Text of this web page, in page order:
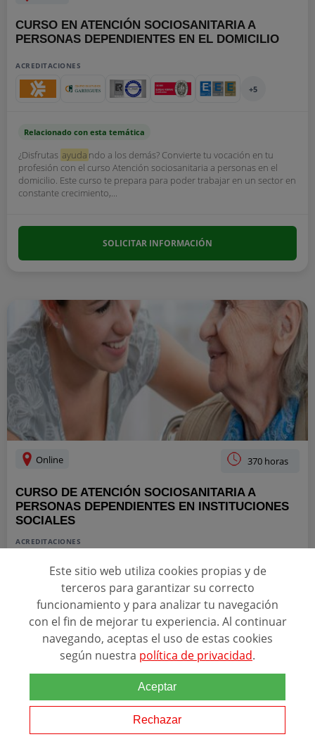
CURSO EN ATENCIÓN SOCIOSANITARIA A
PERSONAS DEPENDIENTES EN EL DOMICILIO
ACREDITACIONES
+5
Relacionado con esta temática
¿Disfrutas ayuda ndo a los demás? Convierte tu vocación en tu
profesión con el curso Atención sociosanitaria a personas en el
domicilio. Este curso te prepara para poder trabajar en un sector en
constante crecimiento,...
SOLICITAR INFORMACIÓN
Online 370 horas
CURSO DE ATENCIÓN SOCIOSANITARIA A
PERSONAS DEPENDIENTES EN INSTITUCIONES
SOCIALES
ACREDITACIONES
Relacionado con esta temática
¿Te resulta gratificante ayuda
r a los demás? ¿Te gustaría trabajar en
una residencia de ancianos, en una residencia de disminuidos
psíquicos? Según indica el SEPE en su informe del Mercado de
Este sitio web utiliza cookies propias y de
terceros para garantizar su correcto
funcionamiento y para analizar tu navegación
con el fin de mejorar tu experiencia. Al continuar
navegando, aceptas el uso de estas cookies
según nuestra política de privacidad.
Aceptar
Rechazar